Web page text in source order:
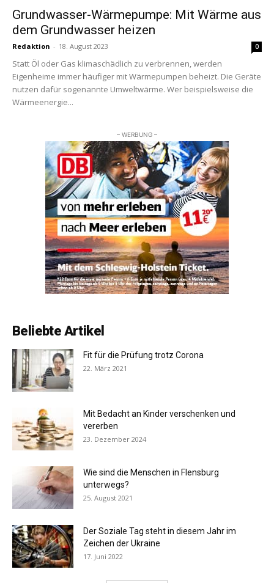
Grundwasser-Wärmepumpe: Mit Wärme aus
dem Grundwasser heizen
Redaktion - 18. August 2023 0
Statt Öl oder Gas klimaschädlich zu verbrennen, werden
Eigenheime immer häufiger mit Wärmepumpen beheizt. Die Geräte
nutzen dafür sogenannte Umweltwärme. Wer beispielsweise die
Wärmeenergie...
– WERBUNG –
Beliebte Artikel
Fit für die Prüfung trotz Corona
22. März 2021
Mit Bedacht an Kinder verschenken und
vererben
23. Dezember 2024
Wie sind die Menschen in Flensburg
unterwegs?
25. August 2021
Der Soziale Tag steht in diesem Jahr im
Zeichen der Ukraine
17. Juni 2022